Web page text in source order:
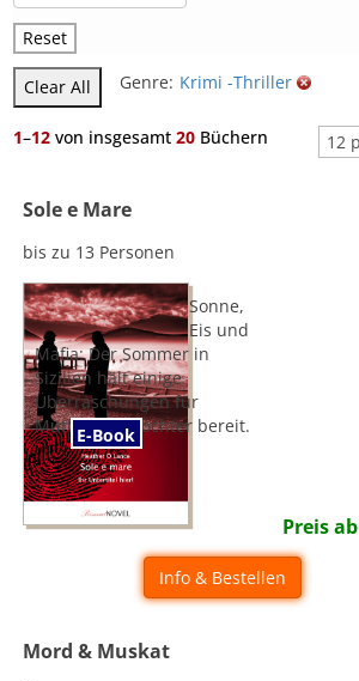
Reset
Clear All Genre: Krimi -Thriller
1–12 von insgesamt20 Büchern
Sole e Mare
bis zu 13 Personen
E-Book
Sonne,
Eis und
Mafia: Der Sommer in
Sizilien hält einige
Überraschungen für
Mutter und Tochter bereit.
Preis ab
Info & Bestellen
Mord & Muskat